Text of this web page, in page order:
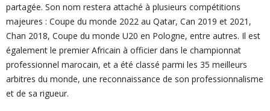
partagée. Son nom restera attaché à plusieurs compétitions
majeures : Coupe du monde 2022 au Qatar, Can 2019 et 2021,
Chan 2018, Coupe du monde U20 en Pologne, entre autres. Il est
également le premier Africain à officier dans le championnat
professionnel marocain, et a été classé parmi les 35 meilleurs
arbitres du monde, une reconnaissance de son professionnalisme
et de sa rigueur.